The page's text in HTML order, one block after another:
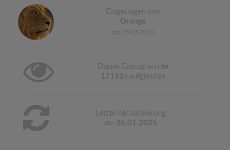
Eingetragen von
Orange
am 15.07.2013
Dieser Eintrag wurde
17152x aufgerufen
Letzte Aktualisierung
am 25.01.2025